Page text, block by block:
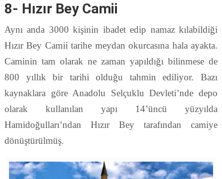
8- Hızır Bey Camii
Aynı anda 3000 kişinin ibadet edip namaz kılabildiği
Hızır Bey Camii tarihe meydan okurcasına hala ayakta.
Caminin tam olarak ne zaman yapıldığı bilinmese de
800 yıllık bir tarihi olduğu tahmin ediliyor. Bazı
kaynaklara göre Anadolu Selçuklu Devleti’nde depo
olarak kullanılan yapı 14’üncü yüzyılda
Hamidoğulları’ndan Hızır Bey tarafından camiye
dönüştürülmüş.